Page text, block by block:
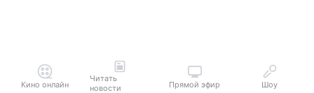
Кино онлайн
Читать
новости
Прямой эфир Шоу